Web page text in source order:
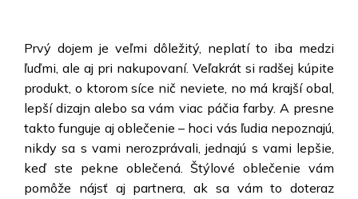
Prvý dojem je veľmi dôležitý, neplatí to iba medzi
ľuďmi, ale aj pri nakupovaní. Veľakrát si radšej kúpite
produkt, o ktorom síce nič neviete, no má krajší obal,
lepší dizajn alebo sa vám viac páčia farby. A presne
takto funguje aj oblečenie – hoci vás ľudia nepoznajú,
nikdy sa s vami nerozprávali, jednajú s vami lepšie,
keď ste pekne oblečená. Štýlové oblečenie vám
pomôže nájsť aj partnera, ak sa vám to doteraz